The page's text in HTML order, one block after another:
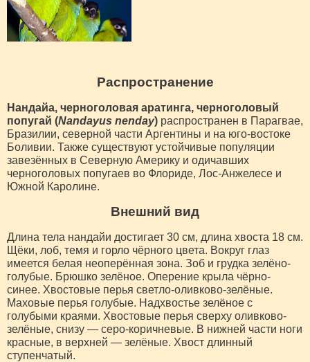
Распространение
Нандайа, черноголовая аратинга, черноголовый
попугай (Nandayus nenday) распространен в Парагвае,
Бразилии, северной части Аргентины и на юго-востоке
Боливии. Также существуют устойчивые популяции
завезённых в Северную Америку и одичавших
черноголовых попугаев во Флориде, Лос-Анжелесе и
Южной Каролине.
Внешний вид
Длина тела нандайи достигает 30 см, длина хвоста 18 см.
Щёки, лоб, темя и горло чёрного цвета. Вокруг глаз
имеется белая неоперённая зона. Зоб и грудка зелёно-
голубые. Брюшко зелёное. Оперение крыла чёрно-
синее. Хвостовые перья светло-оливково-зелёные.
Маховые перья голубые. Надхвостье зелёное с
голубыми краями. Хвостовые перья сверху оливково-
зелёные, снизу — серо-коричневые. В нижней части ноги
красные, в верхней — зелёные. Хвост длинный
ступенчатый.